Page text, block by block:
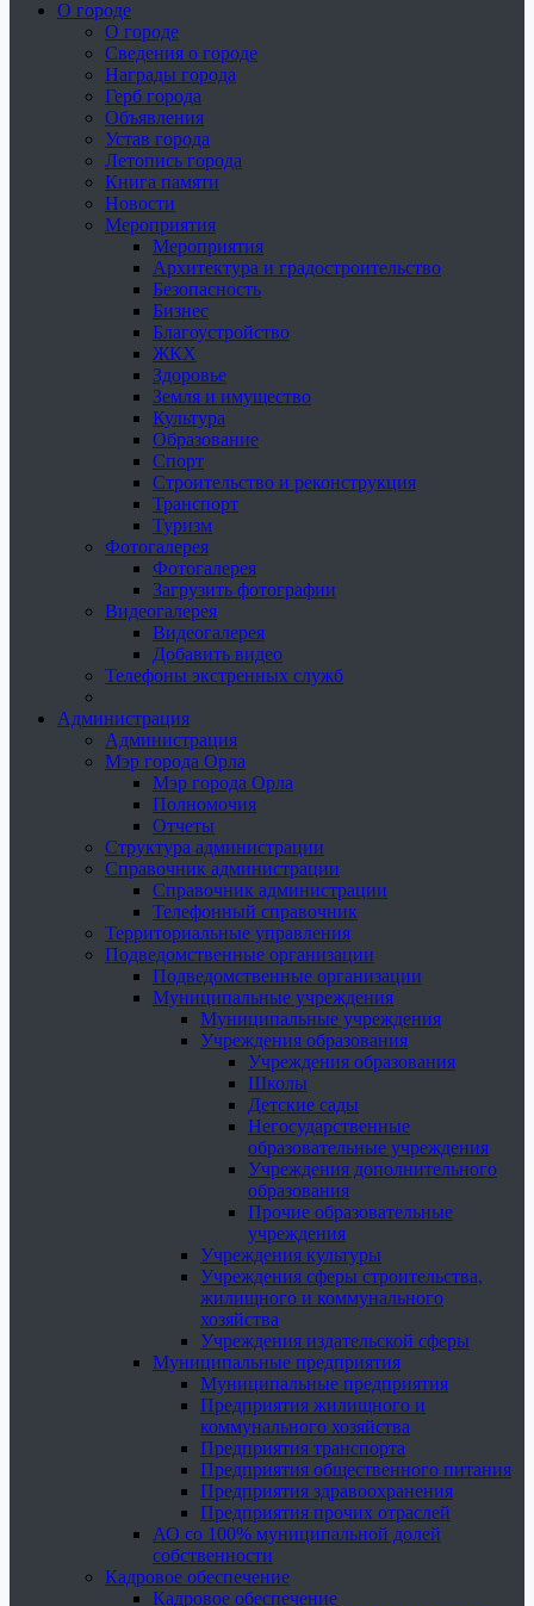
О городе
О городе
Сведения о городе
Награды города
Герб города
Объявления
Устав города
Летопись города
Книга памяти
Новости
Мероприятия
Мероприятия
Архитектура и градостроительство
Безопасность
Бизнес
Благоустройство
ЖКХ
Здоровье
Земля и имущество
Культура
Образование
Спорт
Строительство и реконструкция
Транспорт
Туризм
Фотогалерея
Фотогалерея
Загрузить фотографии
Видеогалерея
Видеогалерея
Добавить видео
Телефоны экстренных служб
Администрация
Администрация
Мэр города Орла
Мэр города Орла
Полномочия
Отчеты
Структура администрации
Справочник администрации
Справочник администрации
Телефонный справочник
Территориальные управления
Подведомственные организации
Подведомственные организации
Муниципальные учреждения
Муниципальные учреждения
Учреждения образования
Учреждения образования
Школы
Детские сады
Негосударственные
образовательные учреждения
Учреждения дополнительного
образования
Прочие образовательные
учреждения
Учреждения культуры
Учреждения сферы строительства,
жилищного и коммунального
хозяйства
Учреждения издательской сферы
Муниципальные предприятия
Муниципальные предприятия
Предприятия жилищного и
коммунального хозяйства
Предприятия транспорта
Предприятия общественного питания
Предприятия здравоохранения
Предприятия прочих отраслей
АО со 100% муниципальной долей
собственности
Кадровое обеспечение
Кадровое обеспечение